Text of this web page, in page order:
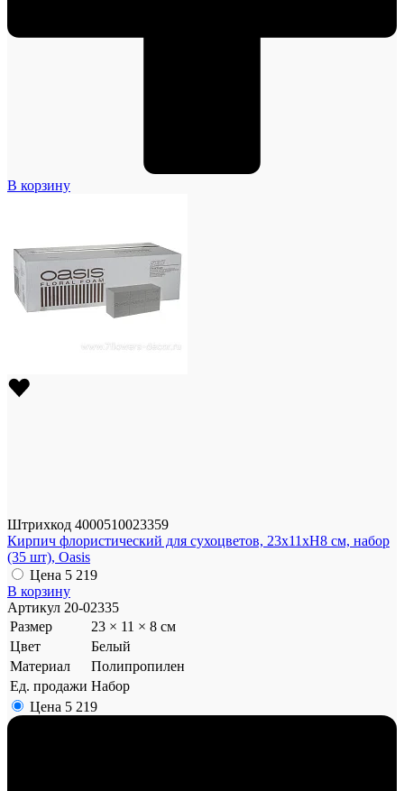
В корзину
Штрихкод 4000510023359
Кирпич флористический для сухоцветов, 23x11xH8 см, набор
(35 шт), Oasis
Цена 5 219
В корзину
Артикул 20-02335
Размер
23 × 11 × 8 см
Цвет
Белый
Материал
Полипропилен
Ед. продажи Набор
Цена 5 219